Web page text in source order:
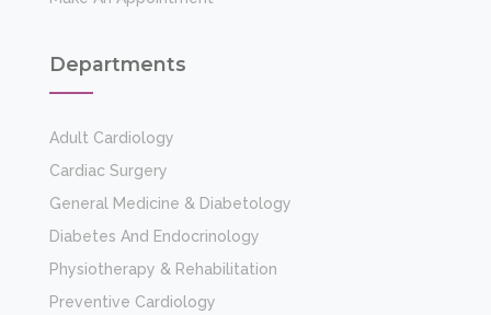
Departments
Adult Cardiology
Cardiac Surgery
General Medicine & Diabetology
Diabetes And Endocrinology
Physiotherapy & Rehabilitation
Preventive Cardiology